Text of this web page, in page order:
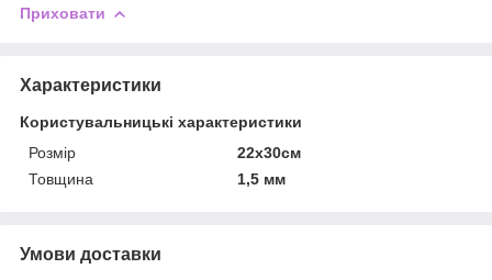
Приховати
Характеристики
Користувальницькі характеристики
Розмір
22х30см
Товщина
1,5 мм
Умови доставки